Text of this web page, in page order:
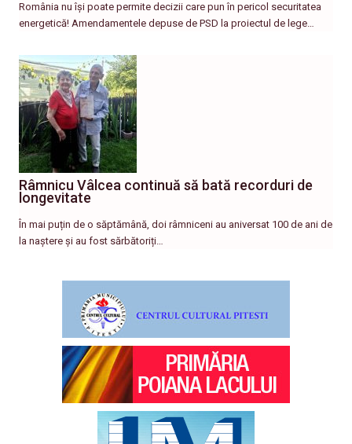
România nu își poate permite decizii care pun în pericol securitatea
energetică! Amendamentele depuse de PSD la proiectul de lege…
Râmnicu Vâlcea continuă să bată recorduri de
longevitate
În mai puțin de o săptămână, doi râmniceni au aniversat 100 de ani de
la naștere și au fost sărbătoriți…